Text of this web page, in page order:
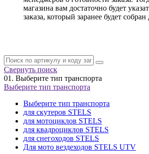
магазина вам достаточно будет
заказа, который заранее будет собран
Свернуть поиск
01. Выберите тип транспорта
Выберите тип транспорта
Выберите тип транспорта
для скутеров STELS
для мотоциклов STELS
для квадроциклов STELS
для снегоходов STELS
Для мото вездеходов STELS UTV